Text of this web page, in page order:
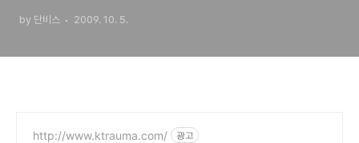
by 단비스 2009. 10. 5.
http://www.ktrauma.com/ 광고